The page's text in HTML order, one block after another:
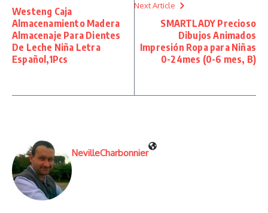
Westeng Caja
Almacenamiento Madera
Almacenaje Para Dientes
De Leche Niña Letra
Español,1Pcs
Next Article
SMARTLADY Precioso
Dibujos Animados
Impresión Ropa para Niñas
0-24mes (0-6 mes, B)
NevilleCharbonnier